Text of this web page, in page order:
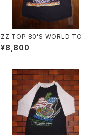
ZZ TOP 80'S WORLD TOU
R T-SHIRTS
¥8,800